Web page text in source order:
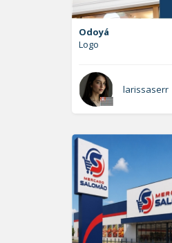
Odoyá
Logo
larissaserr